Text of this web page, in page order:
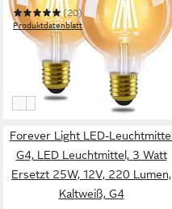
2700K
(20)
Produktdatenblatt
14,99 € 26,98 €
(7,50 €/ 1 Stk)
in 2-3 Werktagen bei dir
Forever Light LED-Leuchtmittel
G4, LED Leuchtmittel, 3 Watt
Ersetzt 25W, 12V, 220 Lumen,
Kaltweiß, G4